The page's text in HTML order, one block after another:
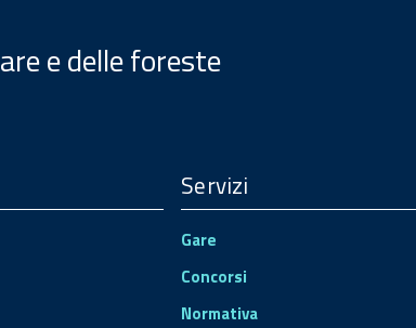
e delle foreste
Servizi
Gare
Concorsi
Normativa